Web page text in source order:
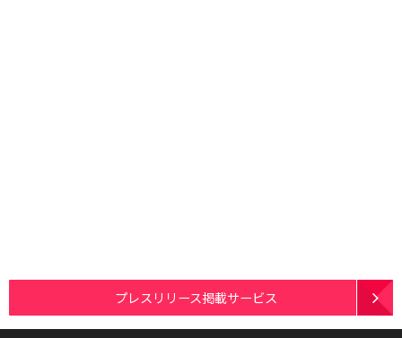
プレスリリース掲載サービス